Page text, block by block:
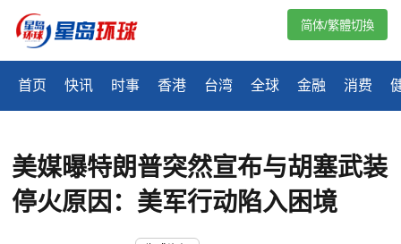
首页 快讯 时事 香港 台湾 全球 金融 消费
简体/繁體切換
美媒曝特朗普突然宣布与胡塞武装
停火原因：美军行动陷入困境